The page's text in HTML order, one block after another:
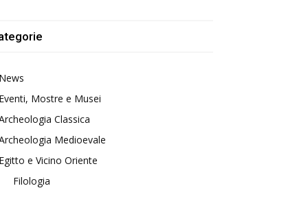
Mostre e Musei
Classica
Medioevale
e Vicino Oriente
Filologia